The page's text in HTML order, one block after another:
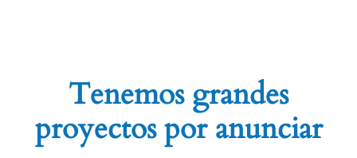
Tenemos grandes
proyectos por anunciar